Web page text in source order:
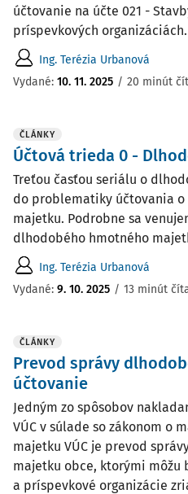
účtovanie na účte 021 -
príspevkových organizáciách.
Ing. Terézia Urbanová
Vydané: 10. 11. 2025 / 20 minút
ČLÁNKY
Účtová trieda 0 -
Treťou časťou seriálu o
do problematiky účtovania
majetku. Podrobne sa
dlhodobého hmotného
Ing. Terézia Urbanová
Vydané: 9. 10. 2025 / 13 minút
ČLÁNKY
Prevod správy
účtovanie
Jedným zo spôsobov
VÚC v súlade so zákonom o
majetku VÚC je prevod
majetku obce, ktorými môžu
a príspevkové organizácie